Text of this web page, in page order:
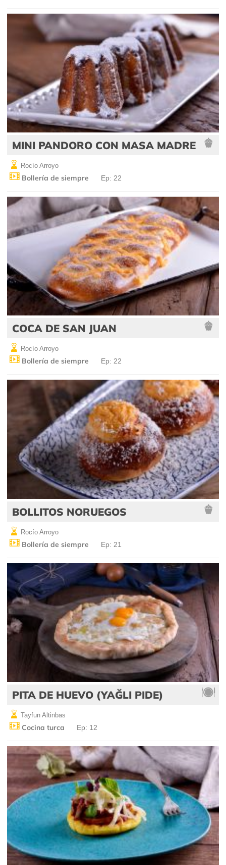
MINI PANDORO CON MASA MADRE
Rocío Arroyo
Bollería de siempre Ep: 22
COCA DE SAN JUAN
Rocío Arroyo
Bollería de siempre Ep: 22
BOLLITOS NORUEGOS
Rocío Arroyo
Bollería de siempre Ep: 21
PITA DE HUEVO (YAĞLI PIDE)
Tayfun Altinbas
Cocina turca Ep: 12